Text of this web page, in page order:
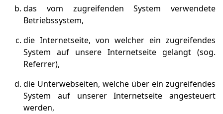
das vom zugreifenden System verwendete
Betriebssystem,
die Internetseite, von welcher ein zugreifendes
System auf unsere Internetseite gelangt (sog.
Referrer),
die Unterwebseiten, welche über ein zugreifendes
System auf unserer Internetseite angesteuert
werden,